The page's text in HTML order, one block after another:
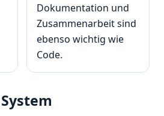
Dokumentation und
Zusammenarbeit sind
ebenso wichtig wie
Code.